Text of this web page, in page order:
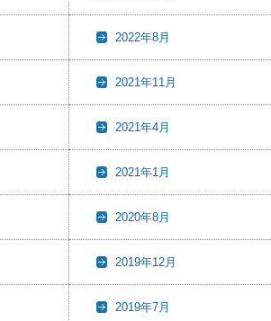
2022年8月
2021年11月
2021年4月
2021年1月
2020年8月
2019年12月
2019年7月